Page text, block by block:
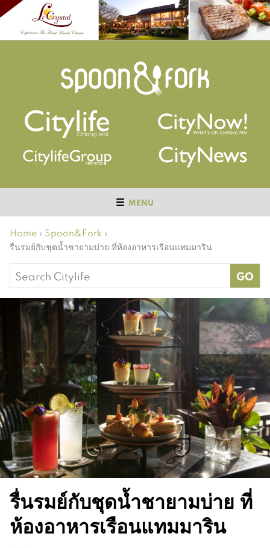
MENU
Home › Spoon&Fork ›
รื่นรมย์กับชุดน้ำชายามบ่าย ที่ห้องอาหารเรือนแทมมาริน
Search
for:
รื่นรมย์กับชุดน้ำชายามบ่าย ที่
ห้องอาหารเรือนแทมมาริน